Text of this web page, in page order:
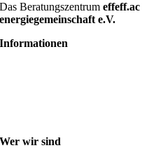
Das Beratungszentrumeffeff.ac
energiegemeinschaft e.V.
Informationen
Wer wir sind